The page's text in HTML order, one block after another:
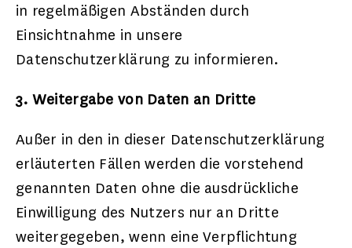
in regelmäßigen Abständen durch
Einsichtnahme in unsere
Datenschutzerklärung zu informieren.
3. Weitergabe von Daten an Dritte
Außer in den in dieser Datenschutzerklärung
erläuterten Fällen werden die vorstehend
genannten Daten ohne die ausdrückliche
Einwilligung des Nutzers nur an Dritte
weitergegeben, wenn eine Verpflichtung